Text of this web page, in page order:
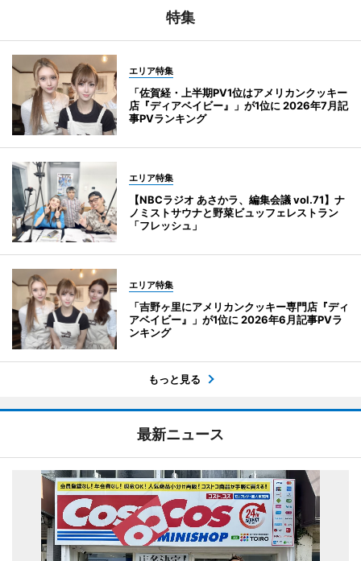
特集
エリア特集
「佐賀経・上半期PV1位はアメリカンクッキー
店『ディアベイビー』」が1位に 2026年7月記
事PVランキング
エリア特集
【NBCラジオ あさかラ、編集会議 vol.71】ナ
ノミストサウナと野菜ビュッフェレストラン
「フレッシュ」
エリア特集
「吉野ヶ里にアメリカンクッキー専門店『ディ
アベイビー』」が1位に 2026年6月記事PVラ
ンキング
もっと見る
最新ニュース